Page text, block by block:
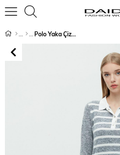
Polo Yaka Çizgili T-Shirt